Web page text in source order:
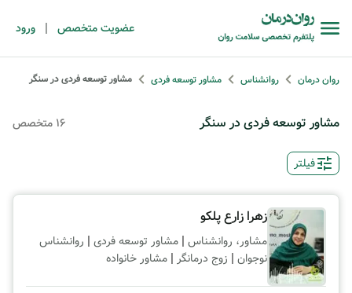
عضویت متخصص | ورود
روان درمان روانشناس مشاور توسعه فردی مشاور توسعه فردی در سنگر
مشاور توسعه فردی در سنگر 16 متخصص
فیلتر
زهرا زارع پلکو
مشاور، روانشناس | مشاور توسعه فردی | روانشناس
نوجوان | زوج درمانگر | مشاور خانواده